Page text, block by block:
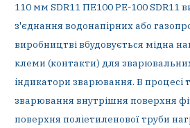
110 мм SDR11 ПЕ100 PE-100 SDR11
з'єднання водонапірних або
виробництві вбудовується мідна
клеми (контакти) для
індикатори зварювання. В процесі
зварювання внутрішня поверхня
поверхня поліетиленової труби